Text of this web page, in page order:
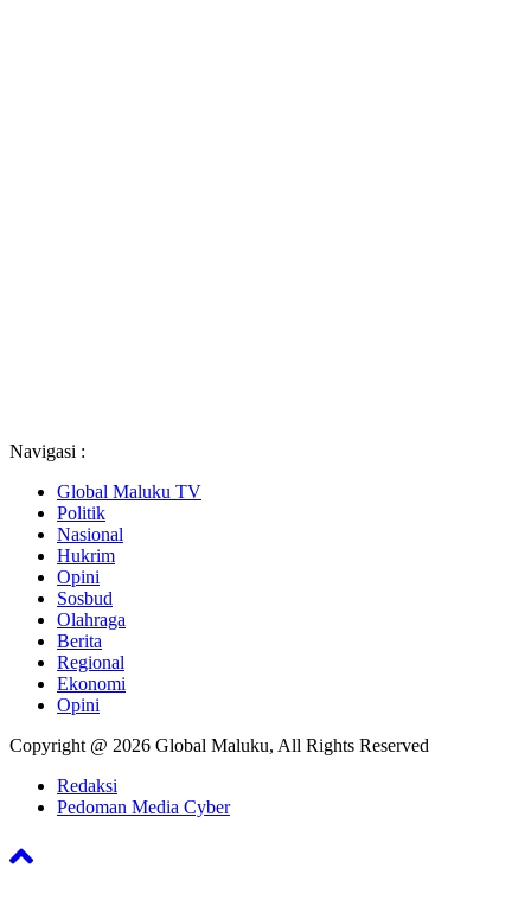
Navigasi :
Global Maluku TV
Politik
Nasional
Hukrim
Opini
Sosbud
Olahraga
Berita
Regional
Ekonomi
Opini
Copyright @ 2026 Global Maluku, All Rights Reserved
Redaksi
Pedoman Media Cyber